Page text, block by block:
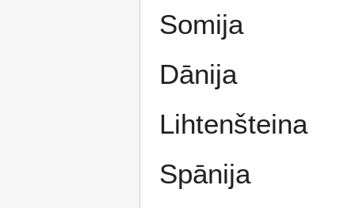
Somija
Dānija
Lihtenšteina
Spānija